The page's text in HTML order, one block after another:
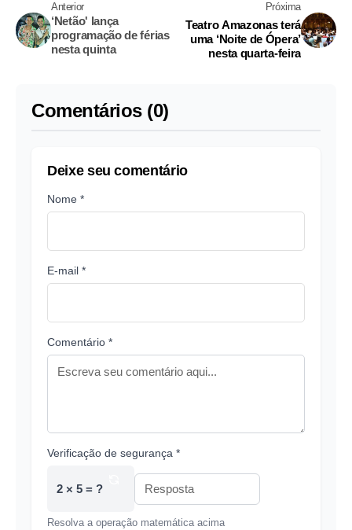
Anterior
‘Netão' lança
programação de férias
nesta quinta
Próxima
Teatro Amazonas terá
uma ‘Noite de Ópera’
nesta quarta-feira
Comentários (0)
Deixe seu comentário
Nome *
E-mail *
Comentário *
Verificação de segurança *
2 × 5 = ?
Resolva a operação matemática acima